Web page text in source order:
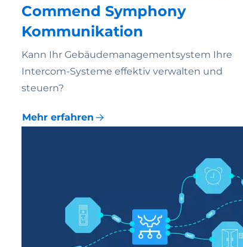
Commend Symphony
Kommunikation
Kann Ihr Gebäudemanagementsystem Ihre
Intercom-Systeme effektiv verwalten und
steuern?
Mehr erfahren